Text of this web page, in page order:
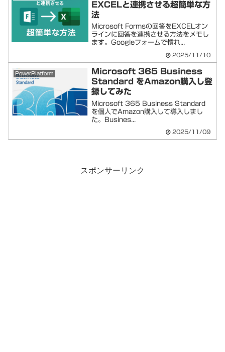
EXCELと連携させる超簡単な方
法
Microsoft Formsの回答をEXCELオン
ラインに回答を連携させる方法をメモし
ます。Googleフォームで慣れ...
2025/11/10
PowerPlatform
Microsoft 365 Business
Standard をAmazon購入し登
録してみた
Microsoft 365 Business Standard
を個人でAmazon購入して導入しまし
た。Busines...
2025/11/09
スポンサーリンク